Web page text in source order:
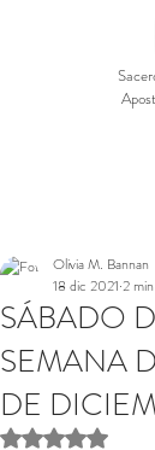
SÁBADO
SEMANA
DE
Olivia M. Bannan
18 dic 2021 2
Obtuvo NaN